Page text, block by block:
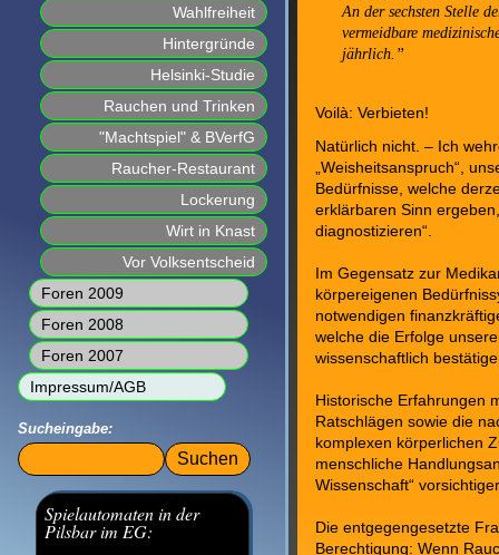
An der sechsten Stelle
vermeidbare
jährlich.
Voilà: Verbieten!
Natürlich nicht. – Ich
„Weisheitsanspruch“,
Bedürfnisse, welche
erklärbaren Sinn
diagnostizieren“.
Im Gegensatz zur
körpereigenen
notwendigen
welche die Erfolge
wissenschaftlich
Historische Erfahrungen
Ratschlägen sowie die
komplexen körperlichen
menschliche
Wissenschaft“
Die entgegengesetzte
Berechtigung: Wenn
Wahlfreiheit
Hintergründe
Helsinki-Studie
Rauchen und Trinken
"Machtspiel" & BVerfG
Raucher-Restaurant
Lockerung
Wirt in Knast
Vor Volksentscheid
Foren 2009
Foren 2008
Foren 2007
Impressum/AGB
Sucheingabe:
Suchbegriffe
Spielautomaten in der
Pilsbar im EG: